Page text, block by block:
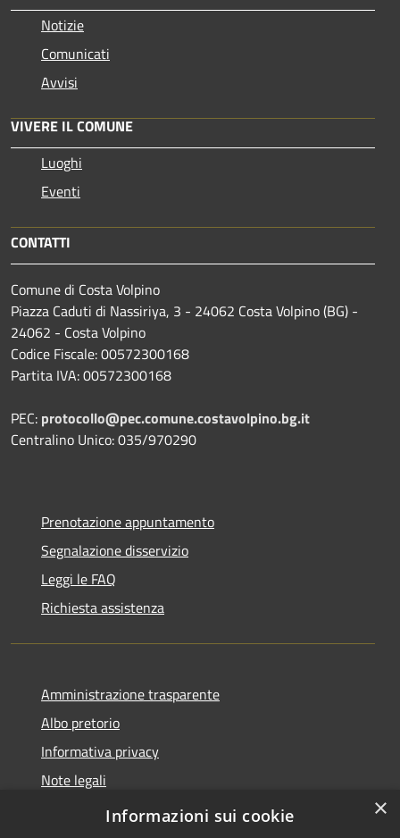
Notizie
Comunicati
Avvisi
VIVERE IL COMUNE
Luoghi
Eventi
CONTATTI
Comune di Costa Volpino
Piazza Caduti di Nassiriya, 3 - 24062 Costa Volpino (BG) -
24062 - Costa Volpino
Codice Fiscale: 00572300168
Partita IVA: 00572300168
PEC: protocollo@pec.comune.costavolpino.bg.it
Centralino Unico: 035/970290
Prenotazione appuntamento
Segnalazione disservizio
Leggi le FAQ
Richiesta assistenza
Amministrazione trasparente
Albo pretorio
Informativa privacy
Note legali
Dichiarazione di accessibilità
×
Informazioni sui cookie